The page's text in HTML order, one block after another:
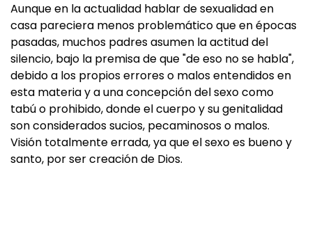
Aunque en la actualidad hablar de sexualidad en
casa pareciera menos problemático que en épocas
pasadas, muchos padres asumen la actitud del
silencio, bajo la premisa de que "de eso no se habla",
debido a los propios errores o malos entendidos en
esta materia y a una concepción del sexo como
tabú o prohibido, donde el cuerpo y su genitalidad
son considerados sucios, pecaminosos o malos.
Visión totalmente errada, ya que el sexo es bueno y
santo, por ser creación de Dios.